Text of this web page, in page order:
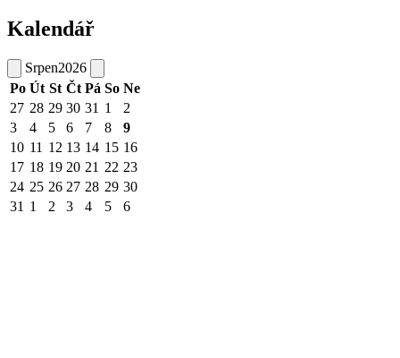
Kalendář
Srpen2026
Po Út St Čt Pá So Ne
27 28 29 30 31 1
2
3
4 5 6 7 8
9
10 11 12 13 14 15 16
17 18 19 20 21 22 23
24 25 26 27 28 29 30
31 1 2 3 4 5 6